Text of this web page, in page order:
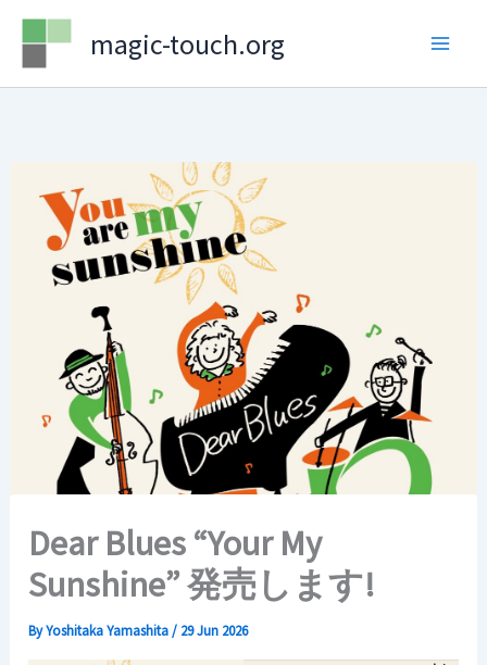
Skip
content
magic-touch.org
Dear Blues “Your My
Sunshine” 発売します!
ByYoshitaka Yamashita/ 29 Jun 2026